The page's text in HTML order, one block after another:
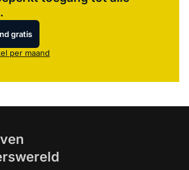
gratis
per maand